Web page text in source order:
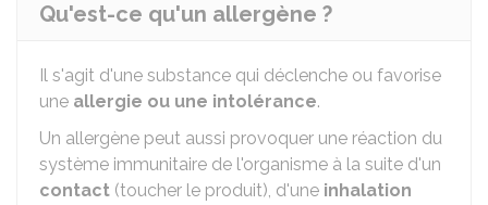
Qu'est-ce qu'un allergène ?
Il s'agit d'une substance qui déclenche ou favorise
une allergie ou une intolérance.
Un allergène peut aussi provoquer une réaction du
système immunitaire de l'organisme à la suite d'un
contact (toucher le produit), d'une inhalation